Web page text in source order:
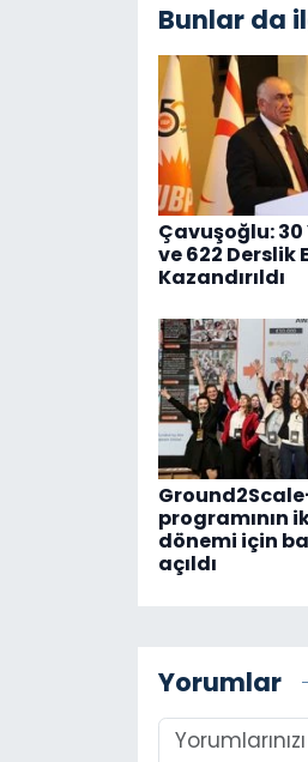
Bunlar da
Çavuşoğlu: 30
ve 622 Derslik
Kazandırıldı
programının
dönemi için
açıldı
Yorumlar